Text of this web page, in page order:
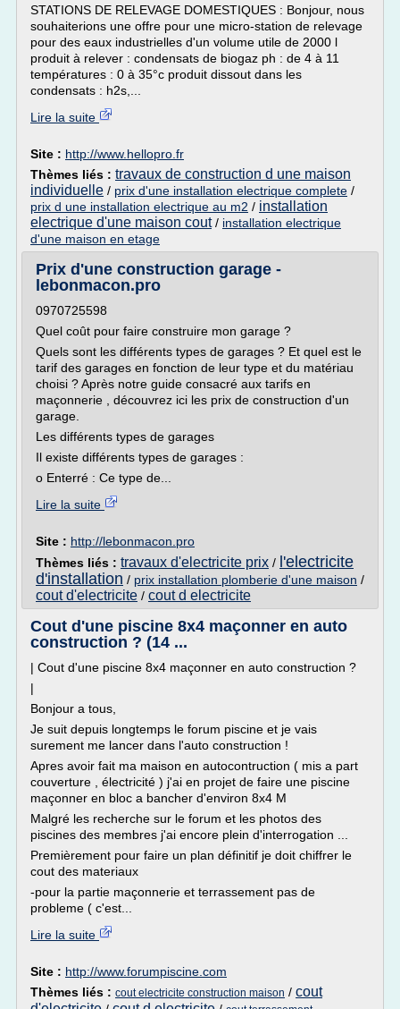
STATIONS DE RELEVAGE DOMESTIQUES : Bonjour, nous
souhaiterions une offre pour une micro-station de relevage
pour des eaux industrielles d'un volume utile de 2000 l
produit à relever : condensats de biogaz ph : de 4 à 11
températures : 0 à 35°c produit dissout dans les
condensats : h2s,...
Lire la suite
Site : http://www.hellopro.fr
Thèmes liés : travaux de construction d une maison
individuelle / prix d'une installation electrique complete /
prix d une installation electrique au m2 / installation
electrique d'une maison cout/ installation electrique
d'une maison en etage
Prix d'une construction garage -
lebonmacon.pro
0970725598
Quel coût pour faire construire mon garage ?
Quels sont les différents types de garages ? Et quel est le
tarif des garages en fonction de leur type et du matériau
choisi ? Après notre guide consacré aux tarifs en
maçonnerie , découvrez ici les prix de construction d'un
garage.
Les différents types de garages
Il existe différents types de garages :
o Enterré : Ce type de...
Lire la suite
Site : http://lebonmacon.pro
Thèmes liés : travaux d'electricite prix / l'electricite
d'installation / prix installation plomberie d'une maison /
cout d'electricite / cout d electricite
Cout d'une piscine 8x4 maçonner en auto
construction ? (14 ...
| Cout d'une piscine 8x4 maçonner en auto construction ?
|
Bonjour a tous,
Je suit depuis longtemps le forum piscine et je vais
surement me lancer dans l'auto construction !
Apres avoir fait ma maison en autocontruction ( mis a part
couverture , électricité ) j'ai en projet de faire une piscine
maçonner en bloc a bancher d'environ 8x4 M
Malgré les recherche sur le forum et les photos des
piscines des membres j'ai encore plein d'interrogation ...
Premièrement pour faire un plan définitif je doit chiffrer le
cout des materiaux
-pour la partie maçonnerie et terrassement pas de
probleme ( c'est...
Lire la suite
Site : http://www.forumpiscine.com
Thèmes liés : cout electricite construction maison / cout